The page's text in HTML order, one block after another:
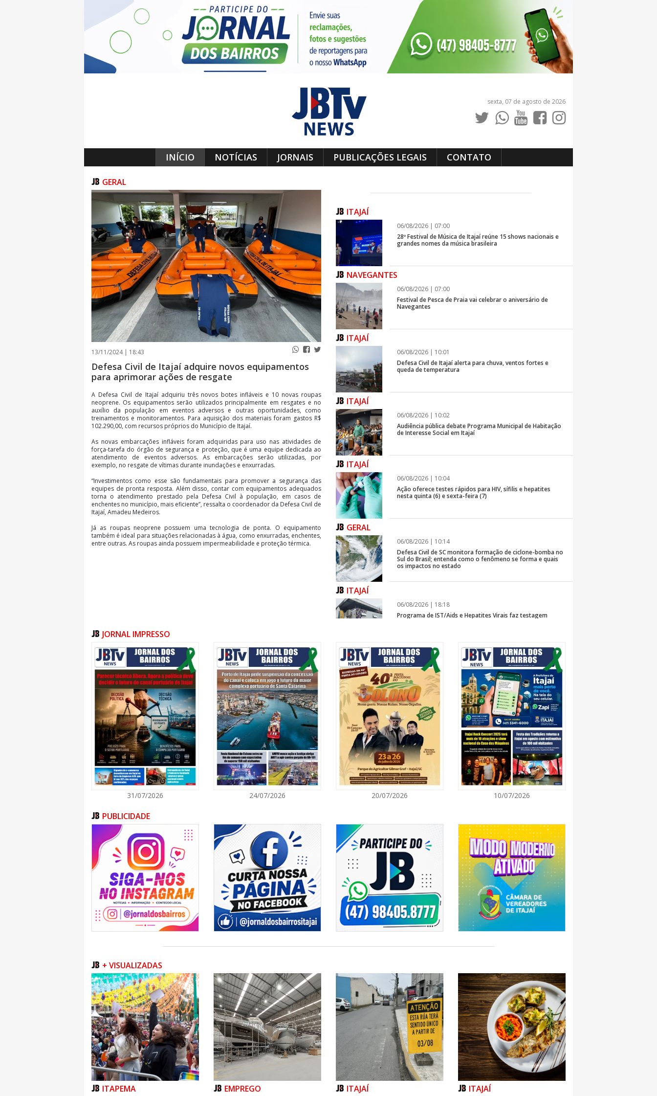
sexta, 07 de agosto de 2026
INÍCIO NOTÍCIAS JORNAIS PUBLICAÇÕES LEGAIS CONTATO
GERAL
13/11/2024 | 18:43
Defesa Civil de Itajaí adquire novos equipamentos
para aprimorar ações de resgate
A Defesa Civil de Itajaí adquiriu três novos botes infláveis e 10 novas roupas
neoprene. Os equipamentos serão utilizados principalmente em resgates e no
auxílio da população em eventos adversos e outras oportunidades, como
treinamentos e monitoramentos. Para aquisição dos materiais foram gastos R$
102.290,00, com recursos próprios do Município de Itajaí.
As novas embarcações infláveis foram adquiridas para uso nas atividades de
força-tarefa do órgão de segurança e proteção, que é uma equipe dedicada ao
atendimento de eventos adversos. As embarcações serão utilizadas, por
exemplo, no resgate de vítimas durante inundações e enxurradas.
“Investimentos como esse são fundamentais para promover a segurança das
equipes de pronta resposta. Além disso, contar com equipamentos adequados
torna o atendimento prestado pela Defesa Civil à população, em casos de
enchentes no município, mais eficiente”, ressalta o coordenador da Defesa Civil de
Itajaí, Amadeu Medeiros.
Já as roupas neoprene possuem uma tecnologia de ponta. O equipamento
também é ideal para situações relacionadas à água, como enxurradas, enchentes,
entre outras. As roupas ainda possuem impermeabilidade e proteção térmica.
ITAJAÍ
06/08/2026 | 07:00
28º Festival de Música de Itajaí reúne 15 shows nacionais e
grandes nomes da música brasileira
NAVEGANTES
06/08/2026 | 07:00
Festival de Pesca de Praia vai celebrar o aniversário de
Navegantes
ITAJAÍ
06/08/2026 | 10:01
Defesa Civil de Itajaí alerta para chuva, ventos fortes e
queda de temperatura
ITAJAÍ
06/08/2026 | 10:02
Audiência pública debate Programa Municipal de Habitação
de Interesse Social em Itajaí
ITAJAÍ
06/08/2026 | 10:04
Ação oferece testes rápidos para HIV, sífilis e hepatites
nesta quinta (6) e sexta-feira (7)
GERAL
06/08/2026 | 10:14
Defesa Civil de SC monitora formação de ciclone-bomba no
Sul do Brasil; entenda como o fenômeno se forma e quais
os impactos no estado
ITAJAÍ
06/08/2026 | 18:18
Programa de IST/Aids e Hepatites Virais faz testagem
GERAL
06/08/2026 | 18:28
Ciclone-bomba se forma sobre o oceano, mas Santa
Catarina terá impactos provocados pela frente fria e pelo
vento Sul
ITAPEMA
06/08/2026 | 07:00
Secretaria de Cultura retoma oficinas culturais com diversas
modalidades para a comunidade
BALNEÁRIO CAMBORIÚ
06/08/2026 | 07:00
CAMBORIÚ
06/08/2026 | 07:00
Camboriú: exposição de arte transforma o Paço Municipal
em um espaço de cultura
JORNAL IMPRESSO
31/07/2026 24/07/2026 20/07/2026 10/07/2026
PUBLICIDADE
+ VISUALIZADAS
ITAPEMA EMPREGO ITAJAÍ ITAJAÍ